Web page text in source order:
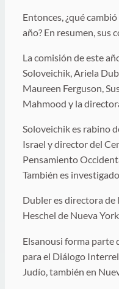
Entonces, ¿qué
año? En resumen, sus
La comisión de este
Soloveichik, Ariela
Maureen Ferguson,
Mahmood y la
Soloveichik es rabino
Israel y director del
Pensamiento
También es
Dubler es directora de
Heschel de Nueva
Elsanousi forma parte
para el Diálogo
Judío, también en